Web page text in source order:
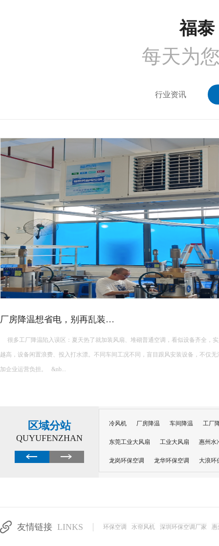
福泰
每天为
行业资讯
厂房降温想省电，别再乱装…
很多工厂降温陷入误区：夏天热了就加装风扇、堆砌普通空调，看似设备齐全，
越高，设备闲置浪费、投入打水漂。不同车间工况不同，盲目跟风安装设备，不仅
加企业运营负担。 &nb...
区域分站
QUYUFENZHAN
冷风机 厂房降温 车间降温 工厂
东莞工业大风扇 工业大风扇 惠州水
龙岗环保空调 龙华环保空调 大浪环
友情链接 LINKS 环保空调 水帘风机 深圳环保空调厂家 惠